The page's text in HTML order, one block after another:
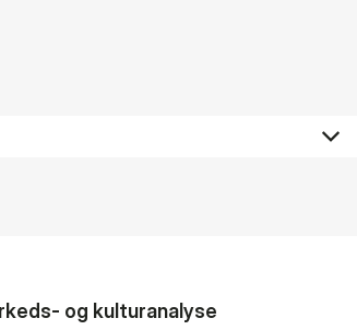
og kul­tu­r­a­na­ly­se